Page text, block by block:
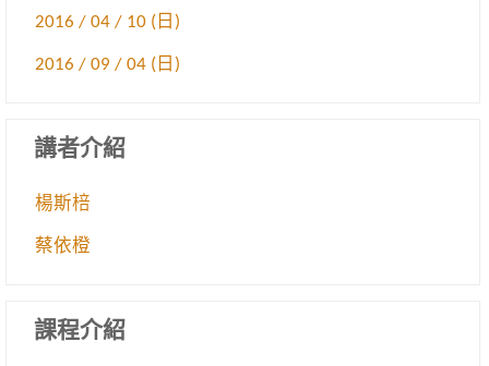
2016 / 04 / 10 (日)
2016 / 09 / 04 (日)
講者介紹
楊斯棓
蔡依橙
課程介紹